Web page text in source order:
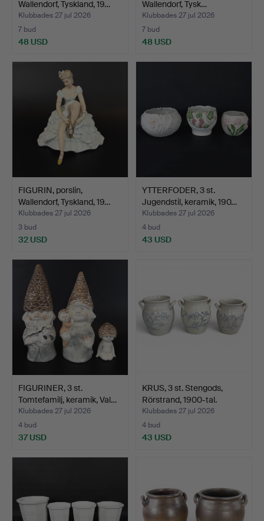
Wallendorf, Tyskland, 19…
Klubbades 27 jul 2026
7 bud
48 USD
Wallendorf, Tysk…
Klubbades 27 jul 2026
7 bud
48 USD
FIGURIN, porslin,
Wallendorf, Tyskland, 19…
Klubbades 27 jul 2026
3 bud
32 USD
YTTERFODER, 3 st.
Jugendstil, keramik, 190…
Klubbades 27 jul 2026
4 bud
43 USD
FIGURINER, 3 st.
Tomtefamilj, keramik, Val…
Klubbades 27 jul 2026
4 bud
37 USD
KRUS, 3 st. Stengods,
Rörstrand, 1900-tal.
Klubbades 27 jul 2026
4 bud
43 USD